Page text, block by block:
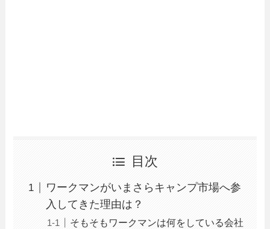
目次
ワークマンがいまさらキャンプ市場へ参
入してきた理由は？
そもそもワークマンは何をしている会社